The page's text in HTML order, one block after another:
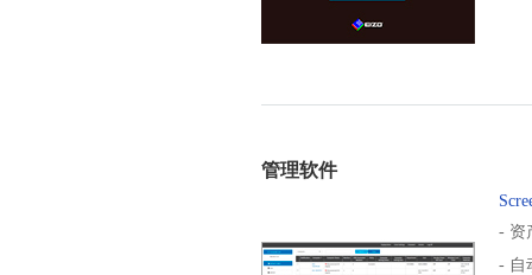
管理软件
- 资
- 自